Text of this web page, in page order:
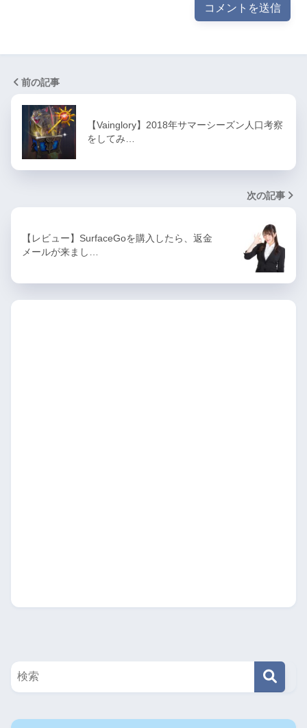
前の記事
【Vainglory】2018年サマーシーズン人口考察
をしてみ…
次の記事
【レビュー】SurfaceGoを購入したら、返金
メールが来まし…